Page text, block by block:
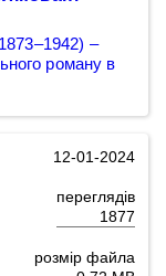
–
роману в
12-01-2024
переглядів
1877
розмір файла